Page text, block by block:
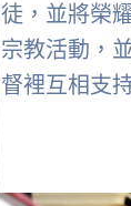
徒，並將榮
宗教活動，
督裡互相支